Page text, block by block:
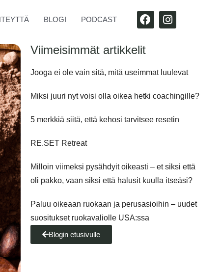
BLOGI PODCAST
F
A
E
O
K
I
N
G
A
M
Viimeisimmät artikkelit
Jooga ei ole vain sitä, mitä useimmat luulevat
Miksi juuri nyt voisi olla oikea hetki coachingille?
5 merkkiä siitä, että kehosi tarvitsee resetin
RE.SET Retreat
Milloin viimeksi pysähdyit oikeasti – et siksi että
oli pakko, vaan siksi että halusit kuulla itseäsi?
Paluu oikeaan ruokaan ja perusasioihin – uudet
suositukset ruokavaliolle USA:ssa
Blogin etusivulle